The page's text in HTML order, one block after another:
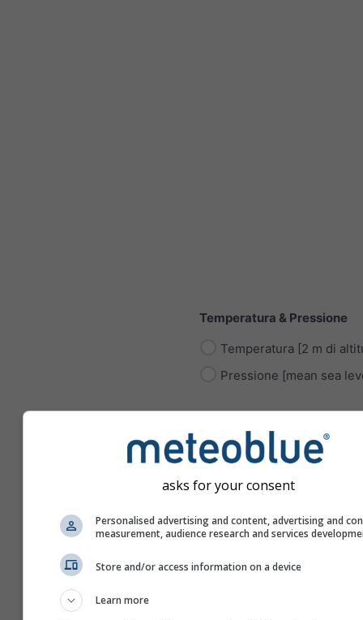
Temperatura & Pressione
Temperatura [2 m di
Pressione [mean sea
Radiazione Solare
asks for your consent
Personalised advertising and content, advertising and
measurement, audience research and services
Store and/or access information on a device
Learn more